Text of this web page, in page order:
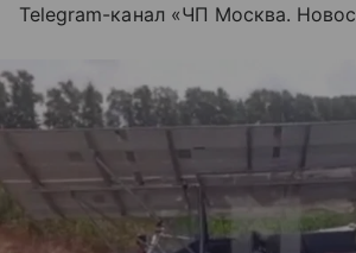
Telegram-канал «ЧП Москва.